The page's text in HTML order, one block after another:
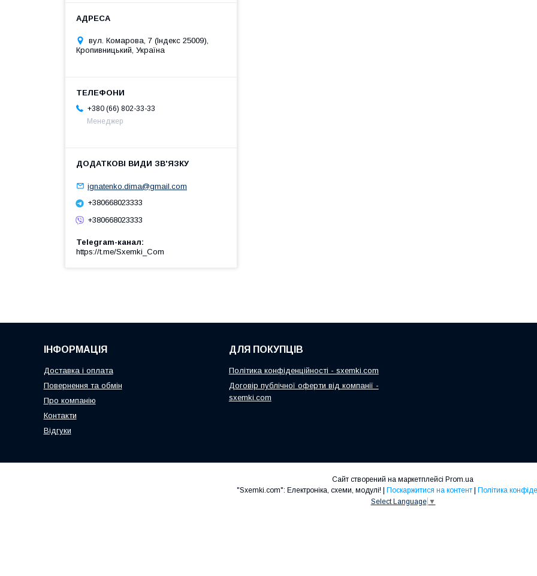
вул. Комарова, 7 (Індекс 25009),
Кропивницький, Україна
+380 (66) 802-33-33
Менеджер
ignatenko.dima@gmail.com
+380668023333
+380668023333
Telegram-канал
https://t.me/Sxemki_Com
ІНФОРМАЦІЯ
Доставка і оплата
Повернення та обмін
Про компанію
Контакти
Відгуки
ДЛЯ ПОКУПЦІВ
Політика конфіденційності - sxemki.com
Договір публічної оферти від компанії -
sxemki.com
Сайт створений на маркетплейсі Prom.ua
Поскаржитися на контент
Політика
Select Language ▼